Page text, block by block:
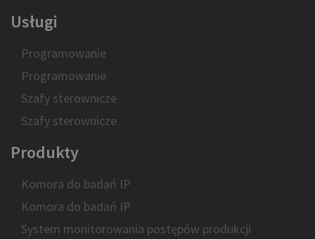
Usługi
Programowanie
Programowanie
Szafy sterownicze
Szafy sterownicze
Produkty
Komora do badań IP
Komora do badań IP
System monitorowania postępów produkcji